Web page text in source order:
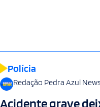
Polícia
Redação Pedra Azul
Acidente grave